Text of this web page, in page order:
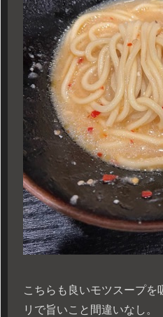
こちらも良いモツスープを
リで旨いこと間違いなし。